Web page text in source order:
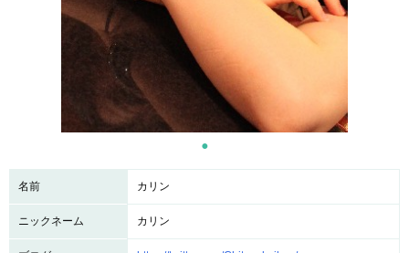
名前 カリン
ニックネーム カリン